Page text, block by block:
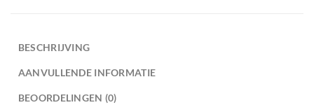
BESCHRIJVING
AANVULLENDE INFORMATIE
BEOORDELINGEN (0)